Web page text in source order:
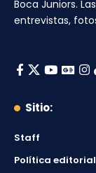
Boca Juniors.
entrevistas,
Sitio:
Staff
Política editorial